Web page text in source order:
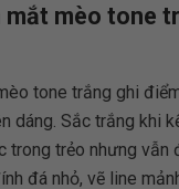
mắt mèo tone
tone trắng ghi
dáng. Sắc trắng khi
trong trẻo nhưng vẫn
đá nhỏ, vẽ line